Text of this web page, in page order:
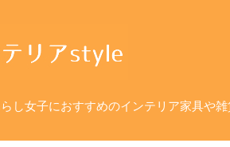
し女子におすすめのインテリア家具や雑